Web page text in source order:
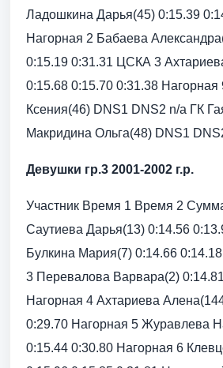
Ладошкина Дарья(45) 0:15.39
Нагорная 2 Бабаева
0:15.19 0:31.31 ЦСКА 3
0:15.68 0:15.70 0:31.38 Нагорная
Ксения(46) DNS1 DNS2 n/a ГК
Макридина Ольга(48) DNS1
Девушки гр.3 2001-2002 г.р.
Участник Время 1 Время 2
Саутиева Дарья(13) 0:14.56
Булкина Мария(7) 0:14.66
3 Перевалова Варвара(2)
Нагорная 4 Ахтариева
0:29.70 Нагорная 5 Журавлева
0:15.44 0:30.80 Нагорная 6